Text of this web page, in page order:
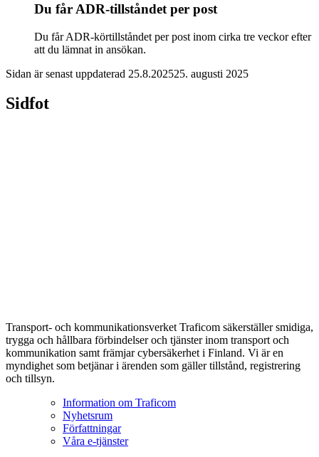
Du får ADR-tillståndet per post
Du får ADR-körtillståndet per post inom cirka tre veckor efter
att du lämnat in ansökan.
Sidan är senast uppdaterad 25.8.202525. augusti 2025
Sidfot
Transport- och kommunikationsverket Traficom säkerställer smidiga,
trygga och hållbara förbindelser och tjänster inom transport och
kommunikation samt främjar cybersäkerhet i Finland. Vi är en
myndighet som betjänar i ärenden som gäller tillstånd, registrering
och tillsyn.
Information om Traficom
Nyhetsrum
Författningar
Våra e-tjänster